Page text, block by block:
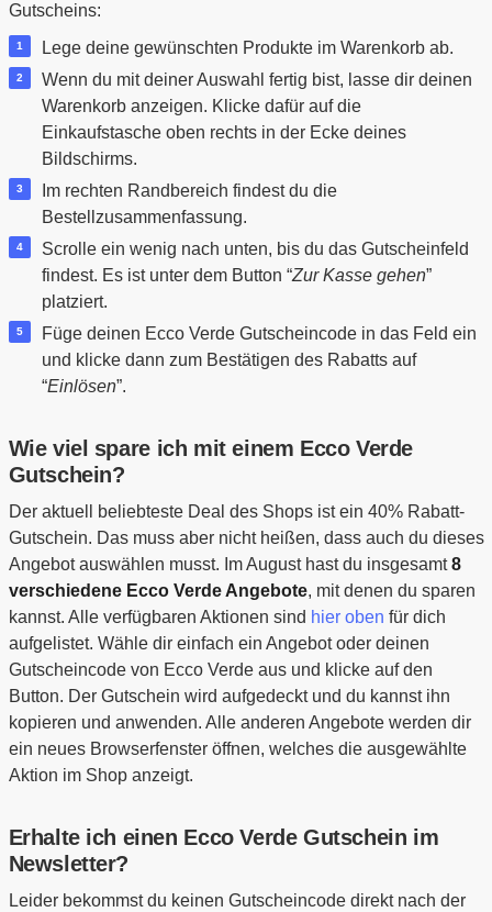
Gutscheins:
Lege deine gewünschten Produkte im Warenkorb ab.
Wenn du mit deiner Auswahl fertig bist, lasse dir deinen
Warenkorb anzeigen. Klicke dafür auf die
Einkaufstasche oben rechts in der Ecke deines
Bildschirms.
Im rechten Randbereich findest du die
Bestellzusammenfassung.
Scrolle ein wenig nach unten, bis du das Gutscheinfeld
findest. Es ist unter dem Button “Zur Kasse gehen”
platziert.
Füge deinen Ecco Verde Gutscheincode in das Feld ein
und klicke dann zum Bestätigen des Rabatts auf
“Einlösen”.
Wie viel spare ich mit einem Ecco Verde
Gutschein?
Der aktuell beliebteste Deal des Shops ist ein 40% Rabatt-
Gutschein. Das muss aber nicht heißen, dass auch du dieses
Angebot auswählen musst. Im August hast du insgesamt8
verschiedene Ecco Verde Angebote, mit denen du sparen
kannst. Alle verfügbaren Aktionen sind hier oben für dich
aufgelistet. Wähle dir einfach ein Angebot oder deinen
Gutscheincode von Ecco Verde aus und klicke auf den
Button. Der Gutschein wird aufgedeckt und du kannst ihn
kopieren und anwenden. Alle anderen Angebote werden dir
ein neues Browserfenster öffnen, welches die ausgewählte
Aktion im Shop anzeigt.
Erhalte ich einen Ecco Verde Gutschein im
Newsletter?
Leider bekommst du keinen Gutscheincode direkt nach der